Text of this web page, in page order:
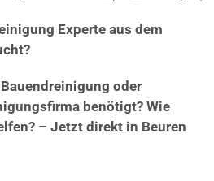
Experte aus dem
oder
benötigt? Wie
– Jetzt direkt in Beuren